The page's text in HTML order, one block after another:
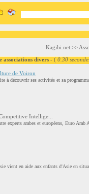
Kagibi.net>>
divers - ( 0.30
de Voiron
à découvrir ses activités et sa
Intellige...
experts arabes et européens, Euro
vient en aide aux enfants d'Asie en